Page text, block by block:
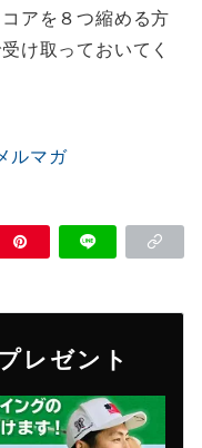
アを８つ縮める方
け取っておいてく
ルマガ
レゼント